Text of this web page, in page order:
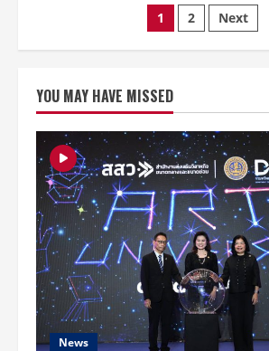
ดนตรี
กับ
“nowhere”
16-
18
กรกฎาคม
2021
นี้!
กระโดด
พลัง
กับ
งาน
คุณภาพ
ระดับ
สิบ
จาก
ญี่ปุ่น
“RADWIMPS
Asia
Live
Tour
2018
in
Bangkok”
18
สิง
หาฯ
นี้!!
Posts
pagination
1 2 Next
YOU MAY HAVE MISSED
News